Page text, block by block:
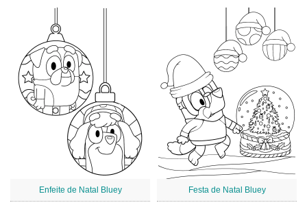
Enfeite de Natal Bluey Festa de Natal Bluey